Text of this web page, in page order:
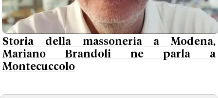
Storia della massoneria a Modena,
Mariano Brandoli ne parla a
Montecuccolo